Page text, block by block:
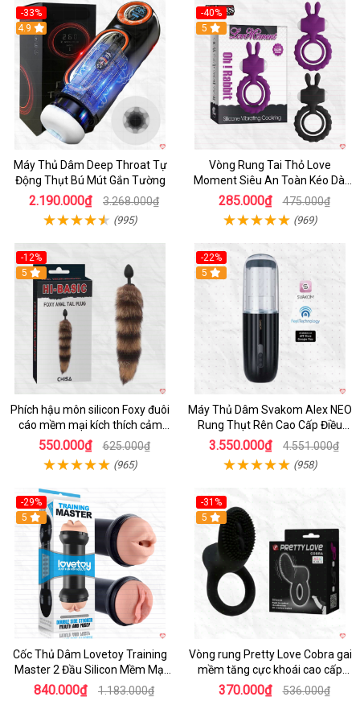
-33%
Hot
4.9
Máy Thủ Dâm Deep Throat Tự
Động Thụt Bú Mút Gắn Tường
2.190.000₫ 3.268.000₫
(995)
-40%
5
Vòng Rung Tai Thỏ Love
Moment Siêu An Toàn Kéo Dài
Thời Gian
285.000₫ 475.000₫
(969)
-12%
Hot
5
Phích hậu môn silicon Foxy đuôi
cáo mềm mại kích thích cảm
giác mới
550.000₫ 625.000₫
(965)
-22%
5
Máy Thủ Dâm Svakom Alex NEO
Rung Thụt Rên Cao Cấp Điều
Khiển App
3.550.000₫ 4.551.000₫
(958)
-29%
Hot
5
Cốc Thủ Dâm Lovetoy Training
Master 2 Đầu Silicon Mềm Mại
Tiện Lợi
840.000₫ 1.183.000₫
-31%
5
Vòng rung Pretty Love Cobra gai
mềm tăng cực khoái cao cấp
chính hãng
370.000₫ 536.000₫